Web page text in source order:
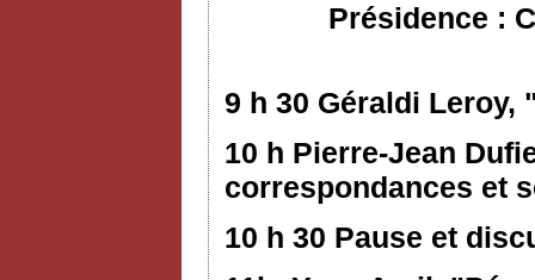
Présidence :
9 h 30 Géraldi Leroy,
10 h Pierre-Jean
correspondances et
10 h 30 Pause et